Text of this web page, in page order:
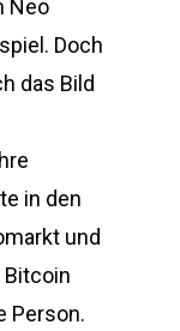
Neo
Doch
das Bild
in den
und
Bitcoin
Person.